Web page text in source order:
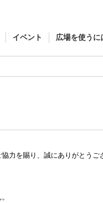
イベント 広場を使うに
力を賜り、誠にありがとうご